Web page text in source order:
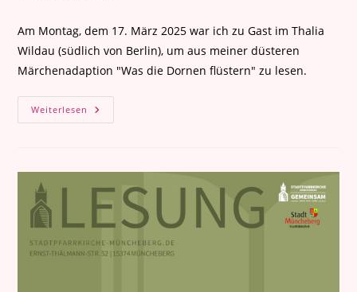
Am Montag, dem 17. März 2025 war ich zu Gast im Thalia
Wildau (südlich von Berlin), um aus meiner düsteren
Märchenadaption "Was die Dornen flüstern" zu lesen.
Weiterlesen Lesung
Im
2025)